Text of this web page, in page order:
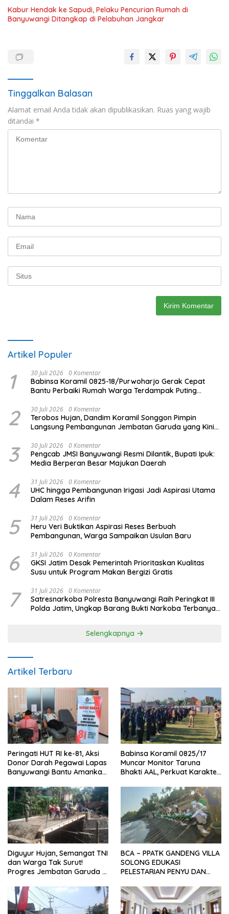
Kabur Hendak ke Sapudi, Pelaku Pencurian Rumah di
Banyuwangi Ditangkap di Pelabuhan Jangkar
Tinggalkan Balasan
Alamat email Anda tidak akan dipublikasikan. Ruas yang wajib
ditandai *
Artikel Populer
1 30 Juli 2026 0 Komentar
Babinsa Koramil 0825-18/Purwoharjo Gerak Cepat
Bantu Perbaiki Rumah Warga Terdampak Puting
2 30 Juli 2026 0 Komentar
Terobos Hujan, Dandim Koramil Songgon Pimpin
Langsung Pembangunan Jembatan Garuda yang Kini
3 30 Juli 2026 0 Komentar
Pengcab JMSI Banyuwangi Resmi Dilantik, Bupati Ipuk:
Media Berperan Besar Majukan Daerah
4 31 Juli 2026 0 Komentar
UHC hingga Pembangunan Irigasi Jadi Aspirasi Utama
Dalam Reses Arifin
5 31 Juli 2026 0 Komentar
Heru Veri Buktikan Aspirasi Reses Berbuah
Pembangunan, Warga Sampaikan Usulan Baru
6 31 Juli 2026 0 Komentar
GKSI Jatim Desak Pemerintah Prioritaskan Kualitas
Susu untuk Program Makan Bergizi Gratis
7 31 Juli 2026 0 Komentar
Satresnarkoba Polresta Banyuwangi Raih Peringkat III
Polda Jatim, Ungkap Barang Bukti Narkoba Terbanyak
Selengkapnya
Artikel Terbaru
Peringati HUT RI ke-81, Aksi
Donor Darah Pegawai Lapas
Banyuwangi Bantu Amankan
Babinsa Koramil 0825/17
Muncar Monitor Taruna
Bhakti AAL, Perkuat Karakter
Sekolah Rakyat
Diguyur Hujan, Semangat TNI
dan Warga Tak Surut!
Progres Jembatan Garuda di
BCA – PPATK GANDENG VILLA
SOLONG EDUKASI
PELESTARIAN PENYU DAN
PANTAI SELAT BALI